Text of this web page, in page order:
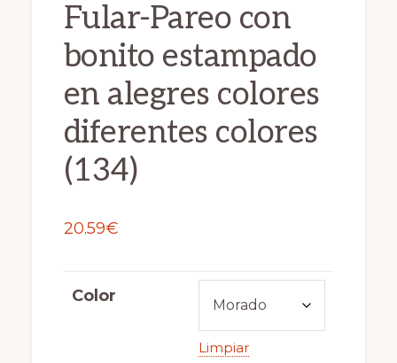
Fular-Pareo con
bonito estampado
en alegres colores
diferentes colores
(134)
20.59€
Color
Limpiar